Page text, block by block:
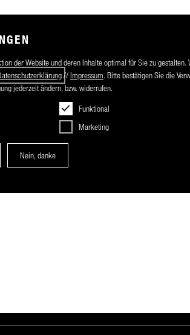
der Website und deren Inhalte optimal für Sie zu gestalten.
//Impressum. Bitte bestätigen Sie die
jederzeit ändern, bzw. widerrufen.
Funktional
Marketing
Nein, danke